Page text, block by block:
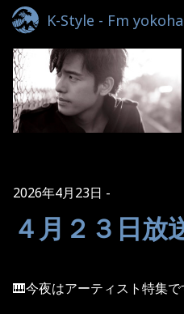
K-Style - Fm
2026年4月23日
４月２３日
🎹今夜はアーティスト特集で